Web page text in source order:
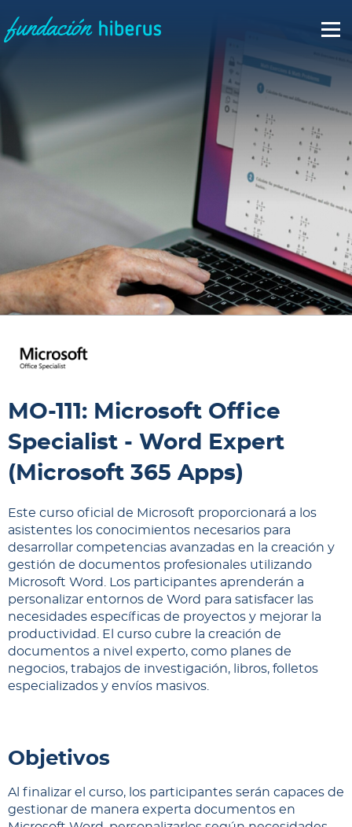
MO-111: Microsoft Office
Specialist - Word Expert
(Microsoft 365 Apps)
Este curso oficial de Microsoft proporcionará a los
asistentes los conocimientos necesarios para
desarrollar competencias avanzadas en la creación y
gestión de documentos profesionales utilizando
Microsoft Word. Los participantes aprenderán a
personalizar entornos de Word para satisfacer las
necesidades específicas de proyectos y mejorar la
productividad. El curso cubre la creación de
documentos a nivel experto, como planes de
negocios, trabajos de investigación, libros, folletos
especializados y envíos masivos.
Objetivos
Al finalizar el curso, los participantes serán capaces de
gestionar de manera experta documentos en